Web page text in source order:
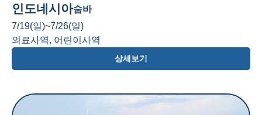
인도네시아숨바
7/19(일)~7/26(일)
의료사역, 어린이사역
상세보기